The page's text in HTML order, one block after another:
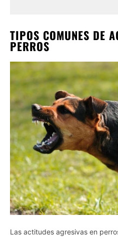
TIPOS COMUNES DE
PERROS
Las actitudes agresivas en